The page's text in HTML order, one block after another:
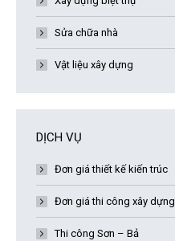
Sửa chữa nhà
Vật liệu xây dựng
DỊCH VỤ
Đơn giá thiết kế kiến trúc
Đơn giá thi công xây dựng
Thi công Sơn – Bả